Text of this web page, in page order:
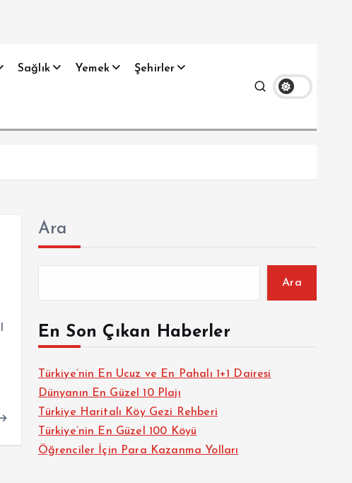
Sağlık Yemek Şehirler
Ara
Ara
En Son Çıkan Haberler
Türkiye’nin En Ucuz ve En Pahalı 1+1 Dairesi
Dünyanın En Güzel 10 Plajı
Türkiye Haritalı Köy Gezi Rehberi
Türkiye’nin En Güzel 100 Köyü
Öğrenciler İçin Para Kazanma Yolları